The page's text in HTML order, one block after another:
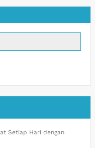
Setiap Hari dengan